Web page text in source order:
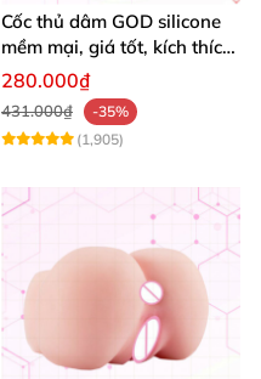
Cốc thủ dâm GOD silicone
mềm mại, giá tốt, kích thích
mạnh
280.000₫
431.000₫
-35%
(1,905)